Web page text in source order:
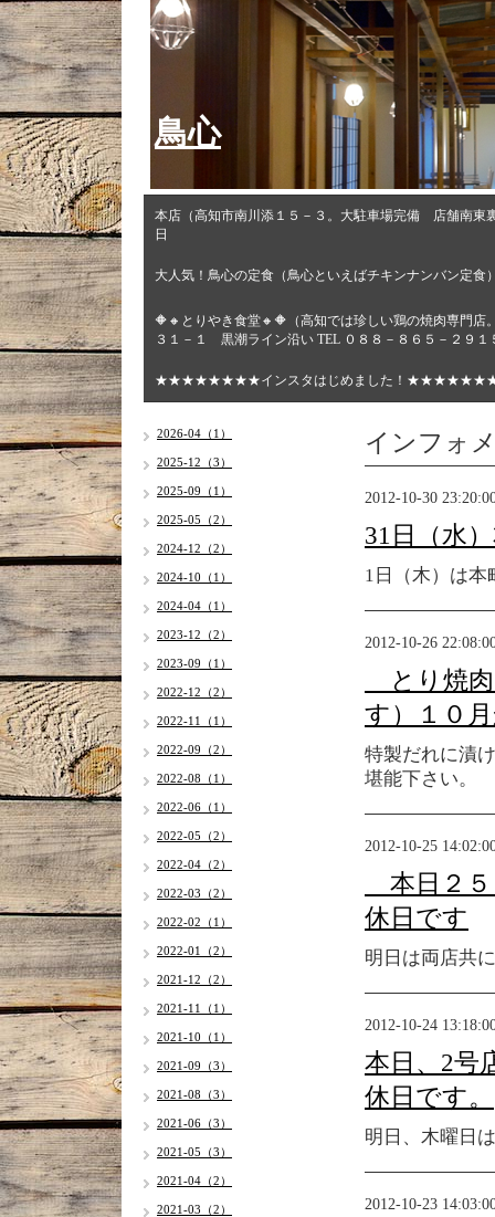
鳥心
本店（高知市南川添１５－３。大駐車場完備 店舗南
日
大人気！鳥心の定食（鳥心といえばチキンナンバン定食
🔶🔸とりやき食堂🔸🔶（高知では珍しい鶏の焼肉専門
３１－１ 黒潮ライン沿い TEL ０８８－８６５－２
★★★★★★★★インスタはじめました！
インフォ
2012-10-30
31日（水
1日（木）は本
2012-10-26
とり焼
す）１０
特製だれに漬
堪能下さい。
2012-10-25
本日２５
休日です
明日は両店共
2012-10-24
本日、2号
休日です。
明日、木曜日
2012-10-23
2026-04（1）
2025-12（3）
2025-09（1）
2025-05（2）
2024-12（2）
2024-10（1）
2024-04（1）
2023-12（2）
2023-09（1）
2022-12（2）
2022-11（1）
2022-09（2）
2022-08（1）
2022-06（1）
2022-05（2）
2022-04（2）
2022-03（2）
2022-02（1）
2022-01（2）
2021-12（2）
2021-11（1）
2021-10（1）
2021-09（3）
2021-08（3）
2021-06（3）
2021-05（3）
2021-04（2）
2021-03（2）